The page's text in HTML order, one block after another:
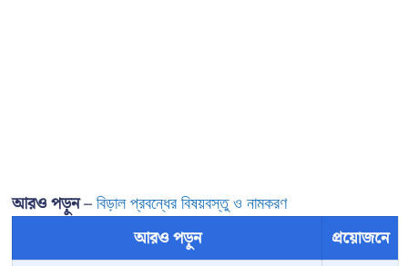
আরও পড়ুন –বিড়াল প্রবন্ধের বিষয়বস্তু ও নামকরণ
আরও পড়ুন
প্রয়োজনে